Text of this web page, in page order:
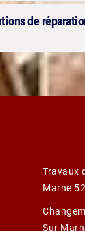
de
Travaux
Marne
Sur